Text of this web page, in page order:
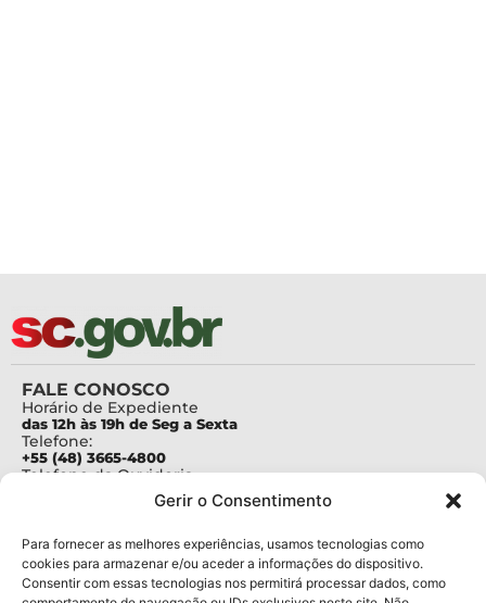
Gerir o Consentimento
Para fornecer as melhores experiências, usamos tecnologias como
cookies para armazenar e/ou aceder a informações do dispositivo.
Consentir com essas tecnologias nos permitirá processar dados, como
FALE CONOSCO
Horário de Expediente
das 12h às 19h de Seg a Sexta
Telefone:
+55 (48) 3665-4800
Telefone da Ouvidoria
Para assuntos relacionados à Pesquisa
pesquisa@fapesc.sc.gov.br
Para assuntos relacionados à Inovação
inovacao@fapesc.sc.gov.br